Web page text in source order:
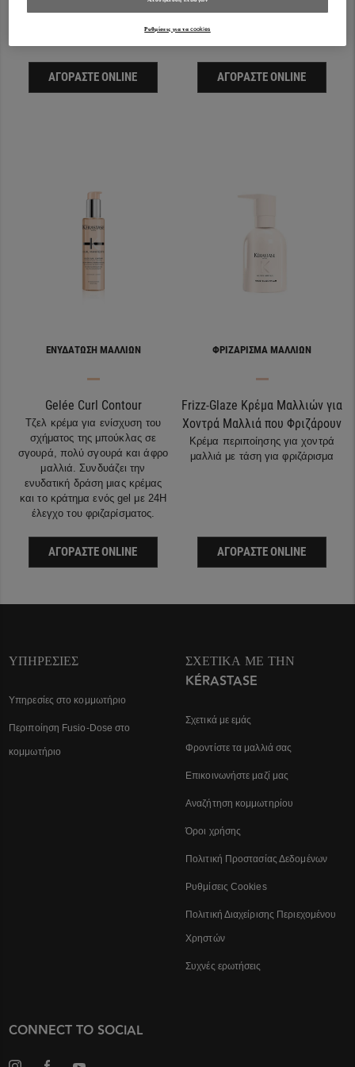
επανόρθωση, για πιο υγιή &
ΑΓΟΡΆΣΤΕ ONLINE ΑΓΟΡΆΣΤΕ ONLINE
ΕΝΥΔΆΤΩΣΗ ΜΑΛΛΙΏΝ
Gelée Curl Contour
Τζελ κρέμα για ενίσχυση του
σχήματος της μπούκλας σε
σγουρά, πολύ σγουρά και άφρο
μαλλιά. Συνδυάζει την
ενυδατική δράση μιας κρέμας
και το κράτημα ενός gel με 24H
έλεγχο του φριζαρίσματος.
ΑΓΟΡΆΣΤΕ ONLINE
ΦΡΙΖΆΡΙΣΜΑ ΜΑΛΛΙΏΝ
Frizz-Glaze Κρέμα Μαλλιών για
Χοντρά Μαλλιά που Φριζάρουν
Κρέμα περιποίησης για χοντρά
μαλλιά με τάση για φριζάρισμα
ΑΓΟΡΆΣΤΕ ONLINE
ΥΠΗΡΕΣΊΕΣ
Υπηρεσίες στο κομμωτήριο
Περιποίηση Fusio-Dose στο
κομμωτήριο
ΣΧΕΤΙΚΆ ΜΕ ΤΗΝ
KÉRASTASE
Σχετικά με εμάς
Φροντίστε τα μαλλιά σας
Επικοινωνήστε μαζί μας
Αναζήτηση κομμωτηρίου
Όροι χρήσης
Πολιτική Προστασίας Δεδομένων
Ρυθμίσεις Cookies
Πολιτική Διαχείρισης Περιεχομένου
Χρηστών
Συχνές ερωτήσεις
CONNECT TO SOCIAL
Ρυθμίσεις για τα cookies